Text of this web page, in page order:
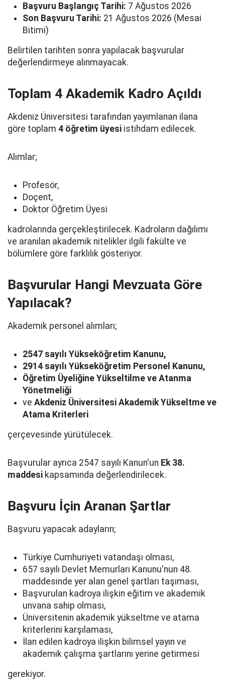
Başvuru Başlangıç Tarihi: 7 Ağustos 2026
Son Başvuru Tarihi: 21 Ağustos 2026 (Mesai
Bitimi)
Belirtilen tarihten sonra yapılacak başvurular
değerlendirmeye alınmayacak.
Toplam 4 Akademik Kadro Açıldı
Akdeniz Üniversitesi tarafından yayımlanan ilana
göre toplam 4 öğretim üyesi istihdam edilecek.
Alımlar;
Profesör,
Doçent,
Doktor Öğretim Üyesi
kadrolarında gerçekleştirilecek. Kadroların dağılımı
ve aranılan akademik nitelikler ilgili fakülte ve
bölümlere göre farklılık gösteriyor.
Başvurular Hangi Mevzuata Göre
Yapılacak?
Akademik personel alımları;
2547 sayılı Yükseköğretim Kanunu,
2914 sayılı Yükseköğretim Personel Kanunu,
Öğretim Üyeliğine Yükseltilme ve Atanma
Yönetmeliği
ve Akdeniz Üniversitesi Akademik Yükseltme ve
Atama Kriterleri
çerçevesinde yürütülecek.
Başvurular ayrıca 2547 sayılı Kanun'un Ek 38.
maddesi kapsamında değerlendirilecek.
Başvuru İçin Aranan Şartlar
Başvuru yapacak adayların;
Türkiye Cumhuriyeti vatandaşı olması,
657 sayılı Devlet Memurları Kanunu'nun 48.
maddesinde yer alan genel şartları taşıması,
Başvurulan kadroya ilişkin eğitim ve akademik
unvana sahip olması,
Üniversitenin akademik yükseltme ve atama
kriterlerini karşılaması,
İlan edilen kadroya ilişkin bilimsel yayın ve
akademik çalışma şartlarını yerine getirmesi
gerekiyor.